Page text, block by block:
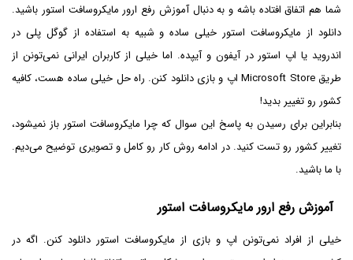
شما هم اتفاق افتاده باشه و به دنبال آموزش رفع ارور مایکروسافت استور باشید.
دانلود از مایکروسافت استور خیلی ساده و شبیه به استفاده از گوگل پلی در
اندروید یا اپ استور در آیفون و آیپده. اما خیلی از کاربران ایرانی نمی‌تونن از
طریق Microsoft Store اپ و بازی دانلود کنن. راه حل خیلی ساده هست، کافیه
کشور رو تغییر بدید!
بنابراین برای رسیدن به پاسخ این سوال که چرا مایکروسافت استور باز نمیشود،
تغییر کشور رو تست کنید. در ادامه روش کار رو کامل و تصویری توضیح می‌دیم.
با ما باشید.
آموزش رفع ارور مایکروسافت استور
خیلی از افراد نمی‌تونن اپ و بازی از مایکروسافت استور دانلود کنن. اگه در